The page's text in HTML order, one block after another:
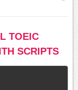
TOEIC
SCRIPTS